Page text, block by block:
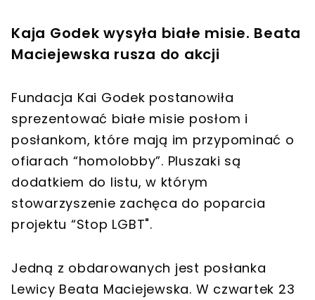
Kaja Godek wysyła białe misie. Beata
Maciejewska rusza do akcji
Fundacja Kai Godek postanowiła
sprezentować białe misie posłom i
posłankom, które mają im przypominać o
ofiarach “homolobby”. Pluszaki są
dodatkiem do listu, w którym
stowarzyszenie zachęca do poparcia
projektu “Stop LGBT".
Jedną z obdarowanych jest posłanka
Lewicy Beata Maciejewska. W czwartek 23